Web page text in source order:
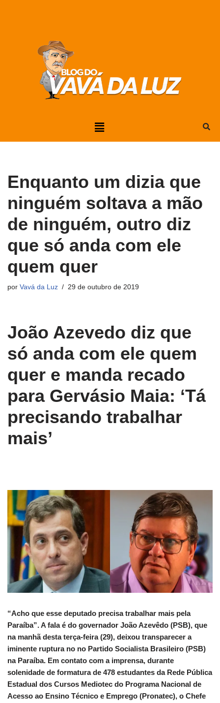
Enquanto um dizia que
ninguém soltava a mão
de ninguém, outro diz
que só anda com ele
quem quer
por Vavá da Luz 29 de outubro de 2019
João Azevedo diz que
só anda com ele quem
quer e manda recado
para Gervásio Maia: ‘Tá
precisando trabalhar
mais’
“Acho que esse deputado precisa trabalhar mais pela
Paraíba”. A fala é do governador João Azevêdo (PSB), que
na manhã desta terça-feira (29), deixou transparecer a
iminente ruptura no no Partido Socialista Brasileiro (PSB)
na Paraíba. Em contato com a imprensa, durante
solenidade de formatura de 478 estudantes da Rede Pública
Estadual dos Cursos Mediotec do Programa Nacional de
Acesso ao Ensino Técnico e Emprego (Pronatec), o Chefe